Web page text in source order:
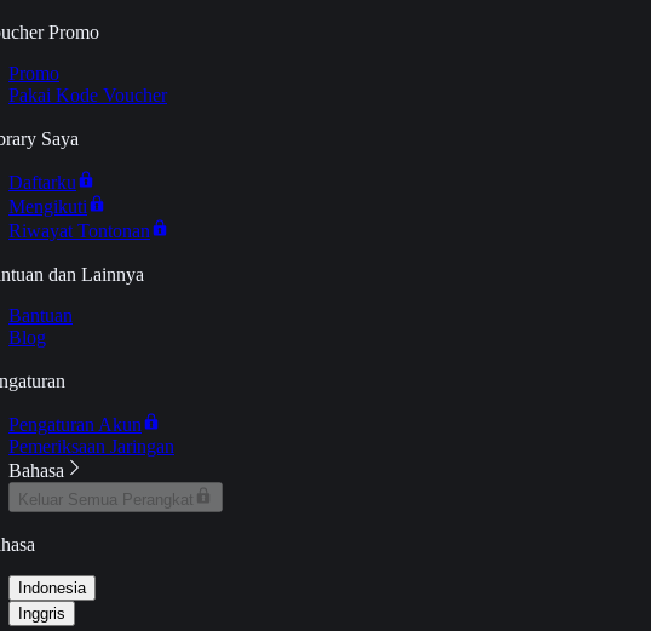
Promo
Promo
Pakai Kode Voucher
Saya
Daftarku
Mengikuti
Riwayat Tontonan
dan Lainnya
Bantuan
Blog
Pengaturan Akun
Pemeriksaan Jaringan
Bahasa
Keluar Semua Perangkat
Indonesia
Inggris